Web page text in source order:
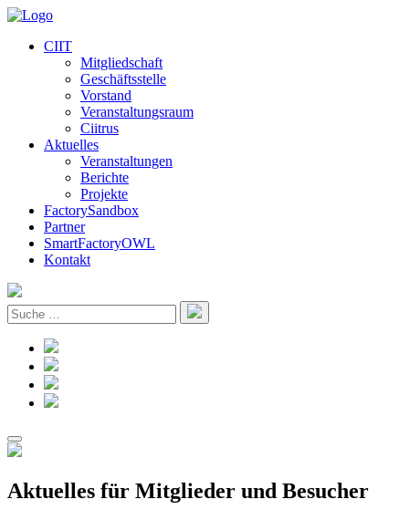
CIIT
Mitgliedschaft
Geschäftsstelle
Vorstand
Veranstaltungsraum
Ciitrus
Aktuelles
Veranstaltungen
Berichte
Projekte
FactorySandbox
Partner
SmartFactoryOWL
Kontakt
Aktuelles für Mitglieder und Besucher